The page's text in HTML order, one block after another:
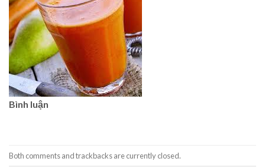
Bình luận
Both comments and trackbacks are currently closed.